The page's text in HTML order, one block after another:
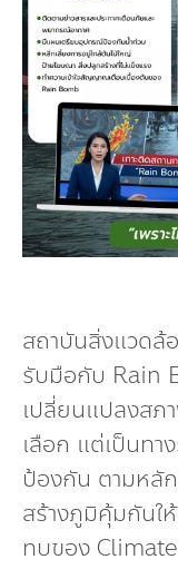
สถาบันสิ่งแวดล้
รับมือกับ Rain
เปลี่ยนแปลงสภ
เลือก แต่เป็นทา
ป้องกัน ตามหลัก
สร้างภูมิคุ้มกันใ
ทบของ